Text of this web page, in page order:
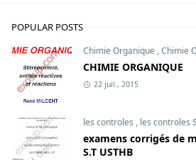
POPULAR POSTS
Chimie Organique ,Chimie
CHIMIE ORGANIQUE
22 juil., 2015
les controles , les controles
examens corrigés de
S.T USTHB